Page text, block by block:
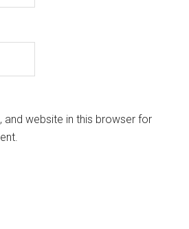
and website in this browser for